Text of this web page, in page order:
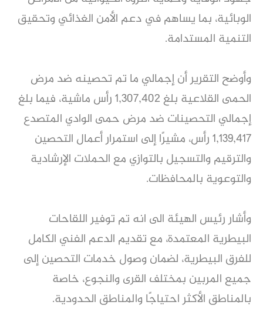
الوبائية، بما يساهم في دعم الأمن الغذائي وتحقيق
التنمية المستدامة.
وأوضح التقرير أن إجمالي ما تم تحصينه ضد مرض
الحمى القلاعية بلغ 1,307,402 رأس ماشية، فيما بلغ
إجمالي التحصينات ضد مرض حمى الوادي المتصدع
1,139,417 رأس، مشيرًا إلى استمرار أعمال التحصين
والترقيم والتسجيل بالتوازي مع الحملات الإرشادية
والتوعوية بالمحافظات.
وأشار رئيس الهيئة الى انه تم توفير اللقاحات
البيطرية المعتمدة، مع تقديم الدعم الفني الكامل
للفرق البيطرية، لضمان وصول خدمات التحصين إلى
جميع المربين بمختلف القرى والنجوع، خاصة
بالمناطق الأكثر احتياجًا والمناطق الحدودية.